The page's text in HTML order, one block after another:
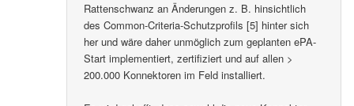
Rattenschwanz an Änderungen z. B. hinsichtlich
des Common-Criteria-Schutzprofils [5] hinter sich
her und wäre daher unmöglich zum geplanten ePA-
Start implementiert, zertifiziert und auf allen >
200.000 Konnektoren im Feld installiert.